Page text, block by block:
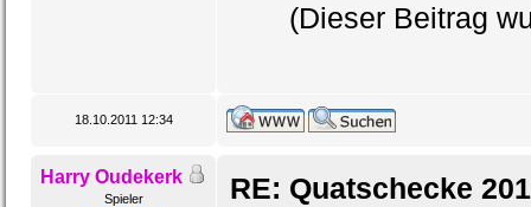
(Dieser Beitrag
18.10.2011 12:34
Harry Oudekerk
Spieler RE: Quatschecke